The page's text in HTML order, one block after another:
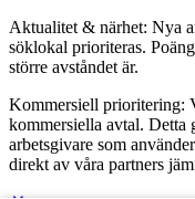
Aktualitet & närhet: Nya
söklokal prioriteras.
större avståndet är.
Kommersiell prioritering:
kommersiella avtal. Detta
arbetsgivare som
direkt av våra partners